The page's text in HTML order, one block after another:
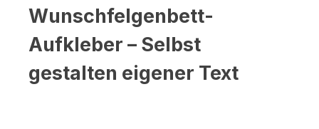
Wunschfelgenbett-
Aufkleber – Selbst
gestalten eigener Text